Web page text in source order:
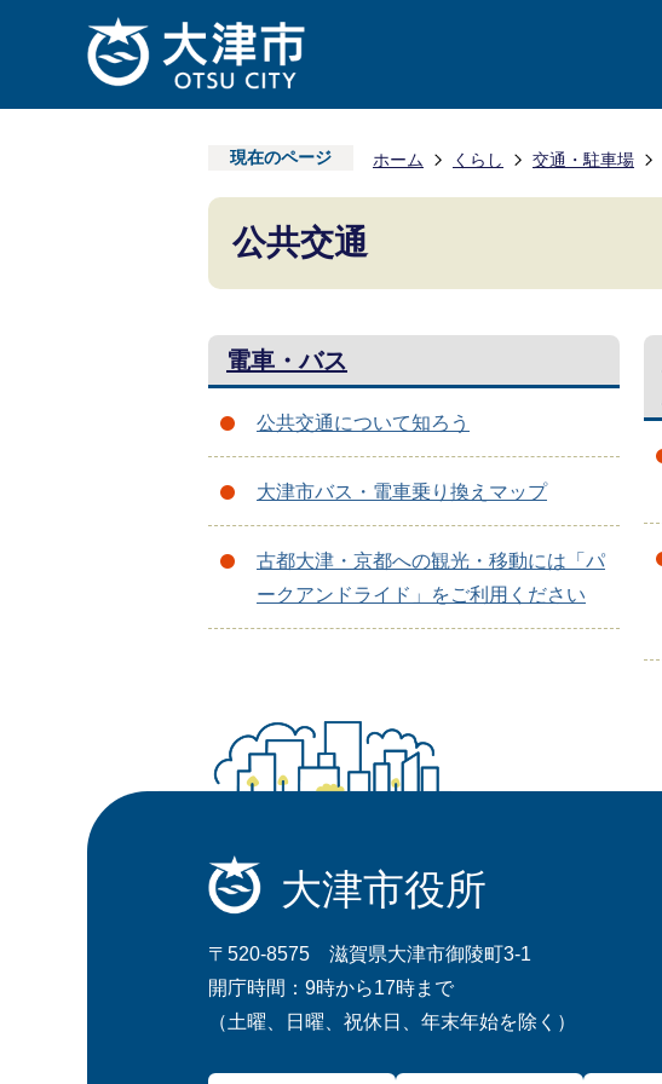
現在のページ ホーム くらし 交通・駐車場
公共交通
電車・バス
公共交通について知ろう
大津市バス・電車乗り換えマップ
古都大津・京都への観光・移動には「パ
ークアンドライド」をご利用ください
大津市役所
〒520-8575 滋賀県大津市御陵町3-1
開庁時間：9時から17時まで
（土曜、日曜、祝休日、年末年始を除く）